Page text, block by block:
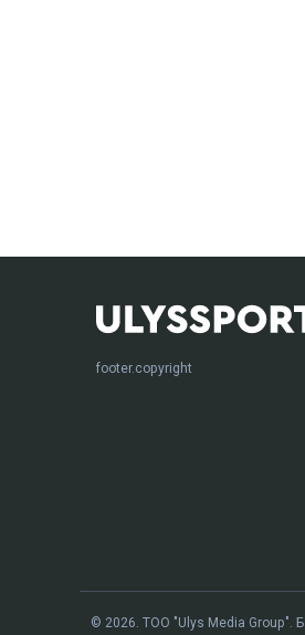
footer.copyright
© 2026. ТОО "Ulys Media Group".